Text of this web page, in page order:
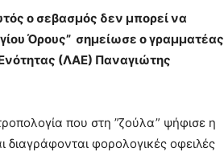
ο σεβασμός δεν μπορεί να
Όρους” σημείωσε ο γραμματέας
(ΛΑΕ) Παναγιώτης
που στη ”ζούλα” ψήφισε η
φορολογικές οφειλές